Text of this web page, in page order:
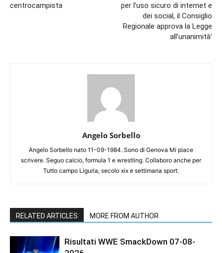
centrocampista
per l’uso sicuro di internet e
dei social, il Consiglio
Regionale approva la Legge
all’unanimità’
Angelo Sorbello
Angelo Sorbello nato 11-09-1984. Sono di Genova Mi piace
scrivere. Seguo calcio, formula 1 e wrestling. Collaboro anche per
Tutto campo Liguria, secolo xix e settimana sport.
RELATED ARTICLES MORE FROM AUTHOR
Risultati WWE SmackDown 07-08-